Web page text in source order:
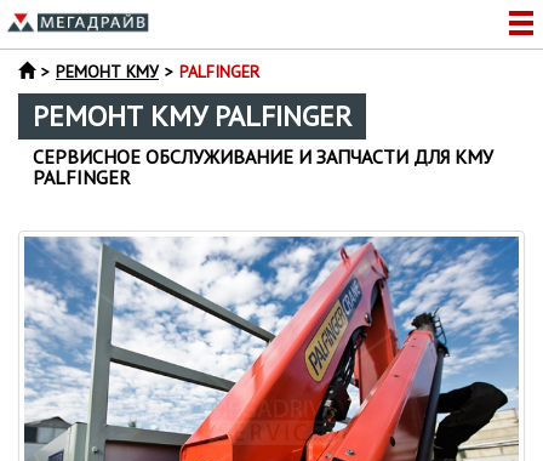
РЕМОНТ КМУ PALFINGER
РЕМОНТ КМУ PALFINGER
СЕРВИСНОЕ ОБСЛУЖИВАНИЕ И ЗАПЧАСТИ ДЛЯ КМУ
PALFINGER